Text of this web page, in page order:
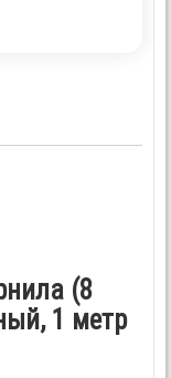
(8
1 метр